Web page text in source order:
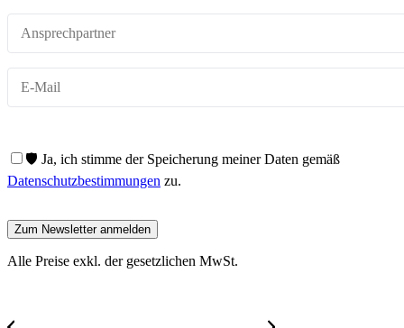
🛡️ Ja, ich stimme der Speicherung meiner Daten gemäß
Datenschutzbestimmungen zu.
Alle Preise exkl. der gesetzlichen MwSt.